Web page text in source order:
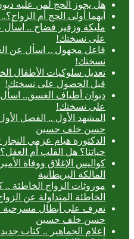
هل يجوز الحج لمن عليه
أيهما أولى الحج أم
مليكة وزفير فضاح ..
على نسختك!
فاعل مجهول .. اسأل عن
نسختك!
تعديل سلوكيات الأطفال
قبل الحصول على نسختك!
ديوان أطياف الغسق..
على نسختك!
المشهد الأول .. الفصل
حسن خلف حسين
الدكتورة هيام عزمي
حياتنا؟ هل القلب أم العقل؟
كواليس الإغلاق ووفاة
المالكة البريطانية
موروثات الزواج الخاطئة ..
الخاطئة المتداولة عن
تعرف على أبطال مسرحية
حسن خلف حسين
إعلام الجماهير .. كتاب